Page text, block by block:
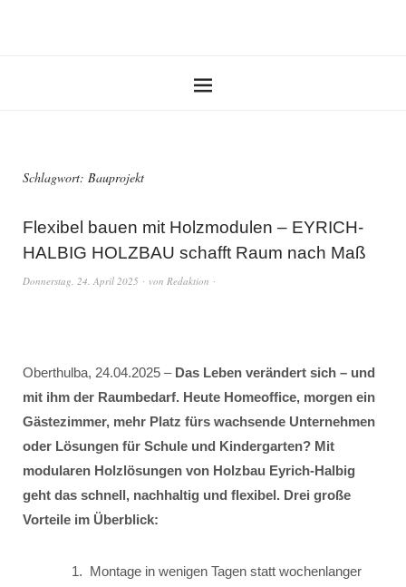
Schlagwort: Bauprojekt
Flexibel bauen mit Holzmodulen – EYRICH-
HALBIG HOLZBAU schafft Raum nach Maß
Donnerstag, 24. April 2025 von Redaktion
Oberthulba, 24.04.2025 – Das Leben verändert sich – und
mit ihm der Raumbedarf. Heute Homeoffice, morgen ein
Gästezimmer, mehr Platz fürs wachsende Unternehmen
oder Lösungen für Schule und Kindergarten? Mit
modularen Holzlösungen von Holzbau Eyrich-Halbig
geht das schnell, nachhaltig und flexibel. Drei große
Vorteile im Überblick:
Montage in wenigen Tagen statt wochenlanger